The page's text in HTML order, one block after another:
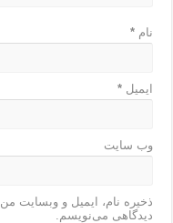
نام*
ایمیل*
وب‌ سایت
ذخیره نام، ایمیل و وبسایت
دیدگاهی می‌نویسم.